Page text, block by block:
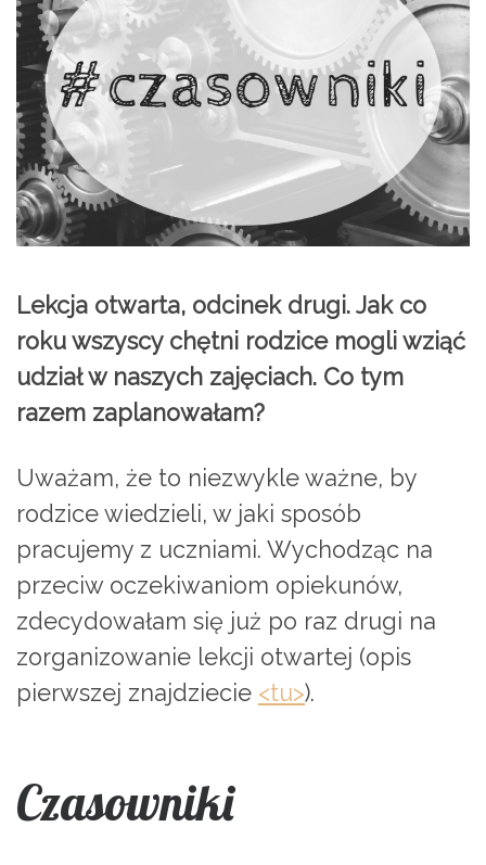
Lekcja otwarta, odcinek drugi. Jak co
roku wszyscy chętni rodzice mogli wziąć
udział w naszych zajęciach. Co tym
razem zaplanowałam?
Uważam, że to niezwykle ważne, by
rodzice wiedzieli, w jaki sposób
pracujemy z uczniami. Wychodząc na
przeciw oczekiwaniom opiekunów,
zdecydowałam się już po raz drugi na
zorganizowanie lekcji otwartej (opis
pierwszej znajdziecie <tu>).
Czasowniki